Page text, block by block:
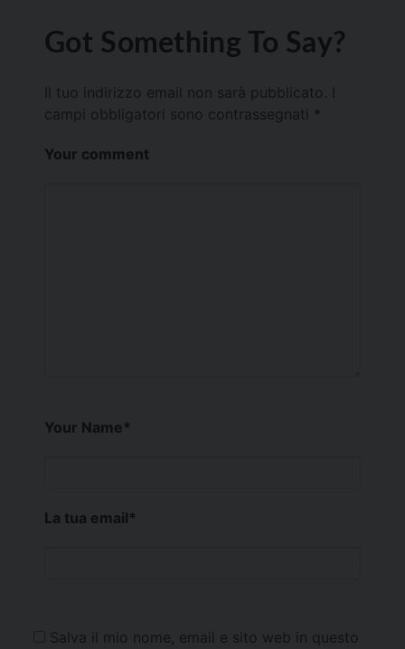
Got Something To Say?
Il tuo indirizzo email non sarà pubblicato.
campi obbligatori sono contrassegnati *
Your comment
Your Name*
La tua email*
Salva il mio nome, email e sito web in questo